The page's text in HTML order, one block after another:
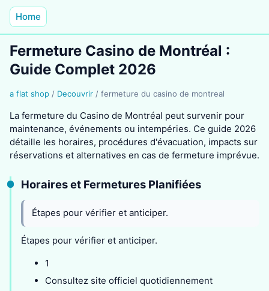
Home
Fermeture Casino de Montréal :
Guide Complet 2026
a flat shop / Decouvrir / fermeture du casino de montreal
La fermeture du Casino de Montréal peut survenir pour
maintenance, événements ou intempéries. Ce guide 2026
détaille les horaires, procédures d'évacuation, impacts sur
réservations et alternatives en cas de fermeture imprévue.
Horaires et Fermetures Planifiées
Étapes pour vérifier et anticiper.
Étapes pour vérifier et anticiper.
1
Consultez site officiel quotidiennement